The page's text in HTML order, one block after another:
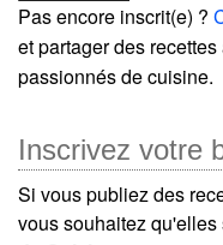
Pas encore inscrit(e) ?
et partager des
passionnés de cuisine.
Inscrivez votre
Si vous publiez des
vous souhaitez